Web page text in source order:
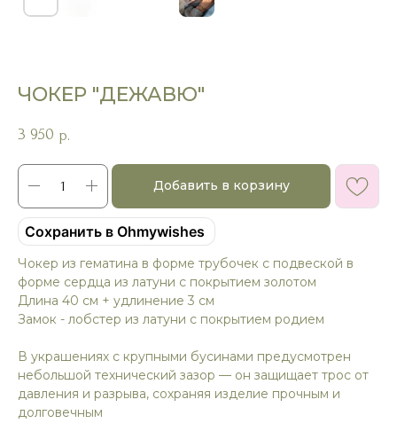
ЧОКЕР "ДЕЖАВЮ"
3 950 р.
Добавить в корзину
Сохранить в Ohmywishes
Чокер из гематина в форме трубочек с подвеской в
форме сердца из латуни с покрытием золотом
Длина 40 см + удлинение 3 см
Замок - лобстер из латуни с покрытием родием
В украшениях с крупными бусинами предусмотрен
небольшой технический зазор — он защищает трос от
давления и разрыва, сохраняя изделие прочным и
долговечным